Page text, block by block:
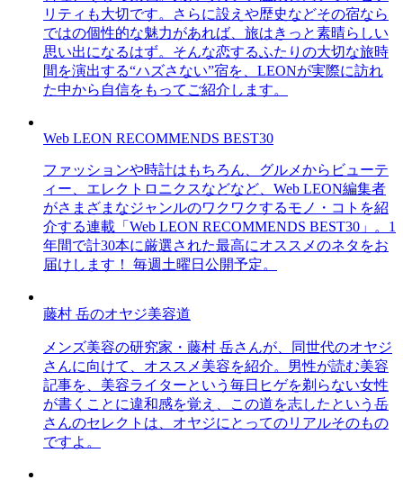
リティも大切です。さらに設えや歴史などその宿なら
ではの個性的な魅力があれば、旅はきっと素晴らしい
思い出になるはず。そんな恋するふたりの大切な旅時
間を演出する“ハズさない”宿を、LEONが実際に訪れ
た中から自信をもってご紹介します。
Web LEON RECOMMENDS BEST30
ファッションや時計はもちろん、グルメからビューテ
ィー、エレクトロニクスなどなど、Web LEON編集者
がさまざまなジャンルのワクワクするモノ・コトを紹
介する連載「Web LEON RECOMMENDS BEST30」。1
年間で計30本に厳選された最高にオススメのネタをお
届けします！ 毎週土曜日公開予定。
藤村 岳のオヤジ美容道
メンズ美容の研究家・藤村 岳さんが、同世代のオヤジ
さんに向けて、オススメ美容を紹介。男性が読む美容
記事を、美容ライターという毎日ヒゲを剃らない女性
が書くことに違和感を覚え、この道を志したという岳
さんのセレクトは、オヤジにとってのリアルそのもの
ですよ。